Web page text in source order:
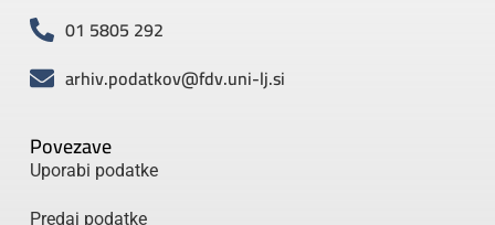
Povezave
Uporabi podatke
Predaj podatke
01 5805 292
arhiv.podatkov@fdv.uni-lj.si